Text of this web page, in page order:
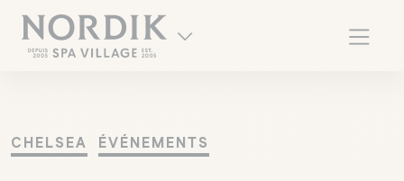
CHELSEA ÉVÉNEMENTS